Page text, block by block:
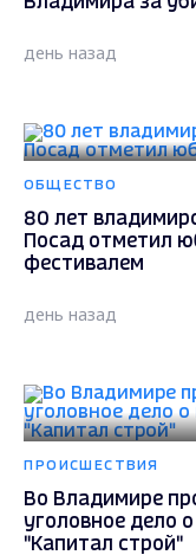
день назад
ОБЩЕСТВО
80 лет
Посад отметил
фестивалем
день назад
ПРОИСШЕСТВИЯ
Во Владимире
уголовное дело
"Капитал строй"